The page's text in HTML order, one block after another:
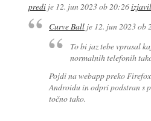
predije 12. jun 2023 ob 20:26izjavil
Curve Ball je 12. jun 2023 ob
To bi jaz tebe vprasal
normalnih telefonih
Pojdi na webapp preko
Androidu in odpri podstran s
točno tako.